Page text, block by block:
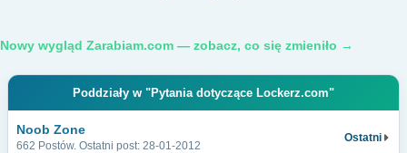
Nowy wygląd Zarabiam.com — zobacz, co się zmieniło →
Poddziały w "Pytania dotyczące Lockerz.com"
Noob Zone
662 Postów. Ostatni post: 28-01-2012
Ostatni